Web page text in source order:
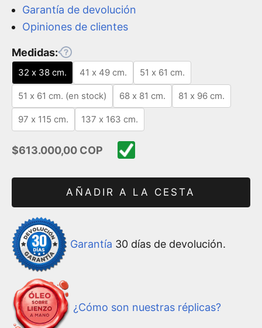
Garantía de devolución
Opiniones de clientes
Medidas:
32 x 38 cm. 41 x 49 cm. 51 x 61 cm.
51 x 61 cm. (en stock) 68 x 81 cm. 81 x 96 cm.
97 x 115 cm. 137 x 163 cm.
Precio de oferta
$613.000,00 COP
AÑADIR A LA CESTA
Garantía 30 días de devolución.
¿Cómo son nuestras réplicas?